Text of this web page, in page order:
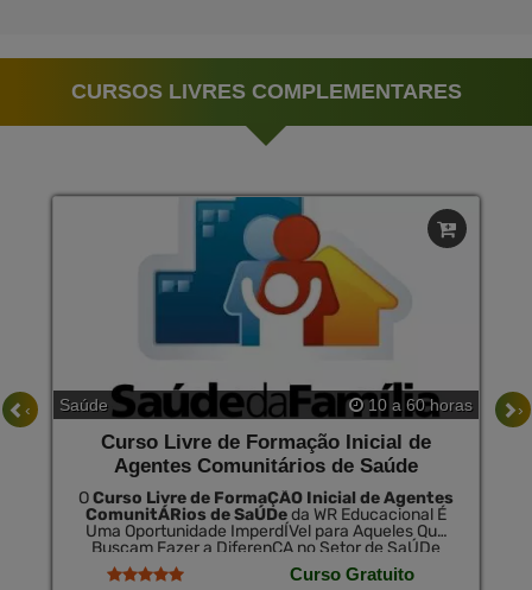
CURSOS LIVRES COMPLEMENTARES
Saúde 10 a 60 horas
Curso Livre de Formação Inicial de
Agentes Comunitários de Saúde
OCurso Livre de FormaÇÃO Inicial de Agentes
ComunitÁRios de SaÚDeda WR Educacional É
Uma Oportunidade ImperdÍVel para Aqueles Que
Buscam Fazer a DiferenÇA no Setor de SaÚDe
PÚBlica. Este Curso Abrangente Prepara os
Alunos com as CompetÊNcias Essenciais para
Curso Gratuito
‹ ›